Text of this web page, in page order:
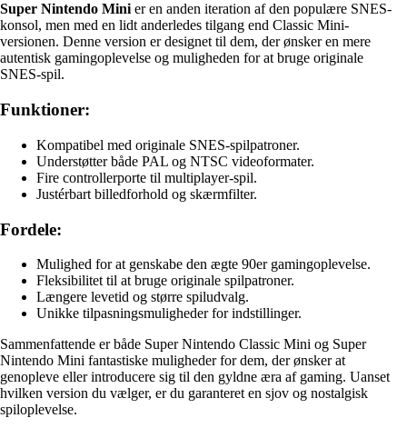
Super Nintendo Mini er en anden iteration af den populære SNES-
konsol, men med en lidt anderledes tilgang end Classic Mini-
versionen. Denne version er designet til dem, der ønsker en mere
autentisk gamingoplevelse og muligheden for at bruge originale
SNES-spil.
Funktioner:
Kompatibel med originale SNES-spilpatroner.
Understøtter både PAL og NTSC videoformater.
Fire controllerporte til multiplayer-spil.
Justérbart billedforhold og skærmfilter.
Fordele:
Mulighed for at genskabe den ægte 90er gamingoplevelse.
Fleksibilitet til at bruge originale spilpatroner.
Længere levetid og større spiludvalg.
Unikke tilpasningsmuligheder for indstillinger.
Sammenfattende er både Super Nintendo Classic Mini og Super
Nintendo Mini fantastiske muligheder for dem, der ønsker at
genopleve eller introducere sig til den gyldne æra af gaming. Uanset
hvilken version du vælger, er du garanteret en sjov og nostalgisk
spiloplevelse.